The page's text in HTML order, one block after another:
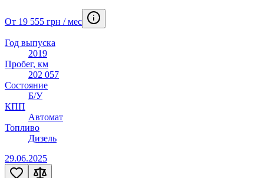
От 19 555 грн / мес
Год выпуска
2019
Пробег, км
202 057
Состояние
Б/У
КПП
Автомат
Топливо
Дизель
29.06.2025